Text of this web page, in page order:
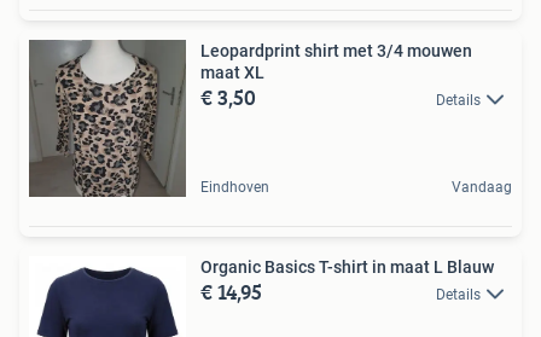
Leopardprint shirt met 3/4 mouwen
maat XL
€ 3,50 Details
Eindhoven Vandaag
Organic Basics T-shirt in maat L Blauw
€ 14,95 Details